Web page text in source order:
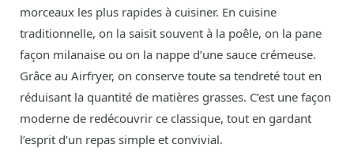
morceaux les plus rapides à cuisiner. En cuisine
traditionnelle, on la saisit souvent à la poêle, on la pane
façon milanaise ou on la nappe d’une sauce crémeuse.
Grâce au Airfryer, on conserve toute sa tendreté tout en
réduisant la quantité de matières grasses. C’est une façon
moderne de redécouvrir ce classique, tout en gardant
l’esprit d’un repas simple et convivial.